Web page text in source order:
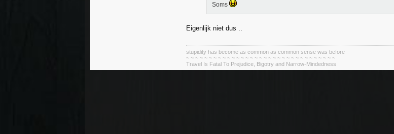
Soms
Eigenlijk niet dus ..
stupidity has become as common as common sense was before
~ ~ ~ ~ ~ ~ ~ ~ ~ ~ ~ ~ ~ ~ ~ ~ ~ ~ ~ ~ ~ ~ ~ ~ ~ ~ ~ ~ ~ ~ ~ ~ ~
Travel Is Fatal To Prejudice, Bigotry and Narrow-Mindedness